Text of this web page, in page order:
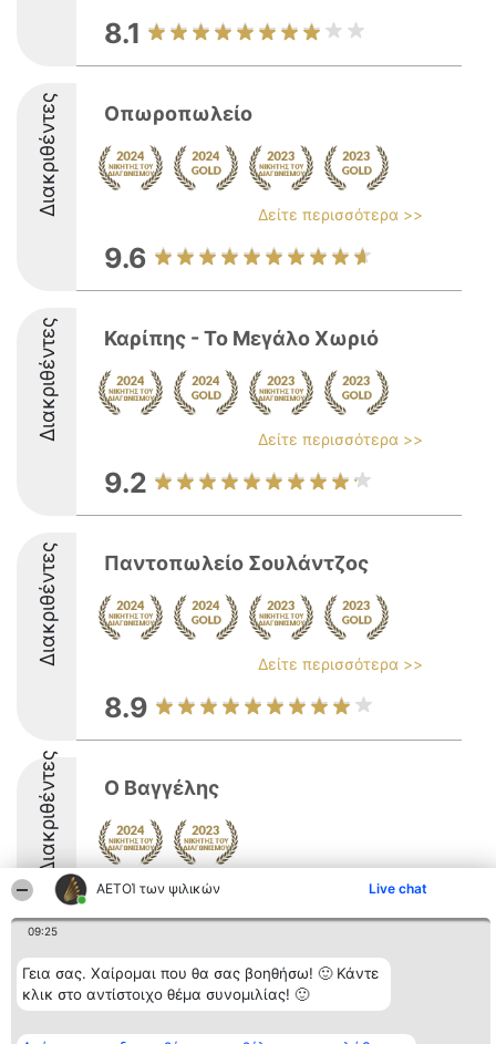
ΑΕΤΟΊ των ψιλικών Live chat
09:25
Γεια σας. Χαίρομαι που θα σας βοηθήσω! 🙂 Κάντε
κλικ στο αντίστοιχο θέμα συνομιλίας! 🙂
8.1
Διακριθέντες Οπωροπωλείο
Δείτε περισσότερα >>
9.6
Διακριθέντες Καρίπης - Το Μεγάλο Χωριό
Δείτε περισσότερα >>
9.2
Διακριθέντες Παντοπωλείο Σουλάντζος
Δείτε περισσότερα >>
8.9
Διακριθέντες Ο Βαγγέλης
8.5
Διοργανωτής της
κατάταξης
BEAUTIFUL COMPANY
ΤΗΛ. ΕΠΙΚΟΙΝΩΝΙΑΣ:
Κατάταξη
Διακριθέντες
Λίστα όλων
διακριθέντων
Επικοινωνία